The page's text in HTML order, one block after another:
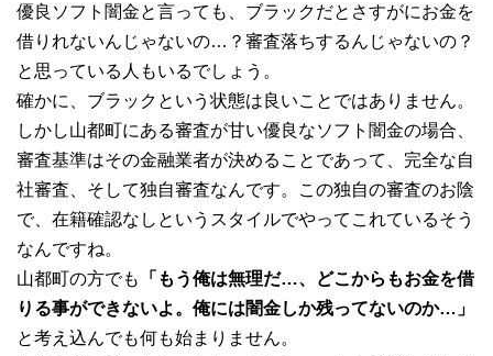
優良ソフト闇金と言っても、ブラックだとさすがにお金を
借りれないんじゃないの…？審査落ちするんじゃないの？
と思っている人もいるでしょう。
確かに、ブラックという状態は良いことではありません。
しかし山都町にある審査が甘い優良なソフト闇金の場合、
審査基準はその金融業者が決めることであって、完全な自
社審査、そして独自審査なんです。この独自の審査のお陰
で、在籍確認なしというスタイルでやってこれているそう
なんですね。
山都町の方でも
「もう俺は無理だ…、どこからもお金を借
りる事ができないよ。俺には闇金しか残ってないのか…」
と考え込んでも何も始まりません。